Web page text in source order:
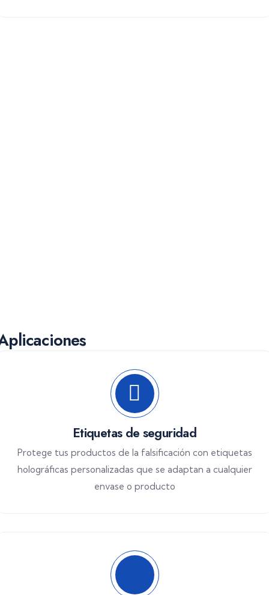
Etiquetas de seguridad
Protege tus productos de la falsificación con etiquetas
holográficas personalizadas que se adaptan a cualquier
envase o producto